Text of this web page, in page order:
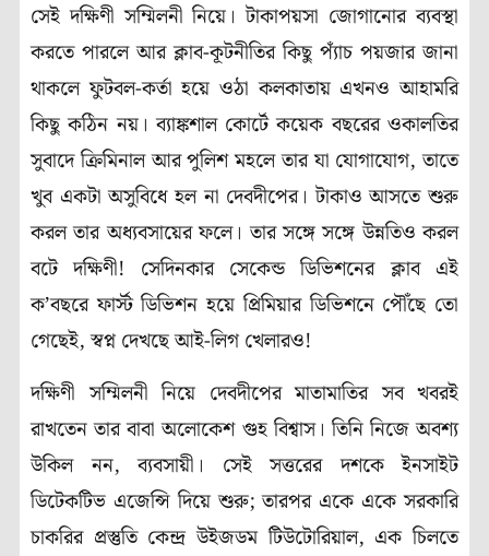
সেই দক্ষিণী সম্মিলনী নিয়ে। টাকাপয়সা জোগানোর ব্যবস্থা
করতে পারলে আর ক্লাব-কূটনীতির কিছু প্যাঁচ পয়জার জানা
থাকলে ফুটবল-কর্তা হয়ে ওঠা কলকাতায় এখনও আহামরি
কিছু কঠিন নয়। ব্যাঙ্কশাল কোর্টে কয়েক বছরের ওকালতির
সুবাদে ক্রিমিনাল আর পুলিশ মহলে তার যা যোগাযোগ, তাতে
খুব একটা অসুবিধে হল না দেবদীপের। টাকাও আসতে শুরু
করল তার অধ্যবসায়ের ফলে। তার সঙ্গে সঙ্গে উন্নতিও করল
বটে দক্ষিণী! সেদিনকার সেকেন্ড ডিভিশনের ক্লাব এই
ক’বছরে ফার্স্ট ডিভিশন হয়ে প্রিমিয়ার ডিভিশনে পৌঁছে তো
গেছেই, স্বপ্ন দেখছে আই-লিগ খেলারও!
দক্ষিণী সম্মিলনী নিয়ে দেবদীপের মাতামাতির সব খবরই
রাখতেন তার বাবা অলোকেশ গুহ বিশ্বাস। তিনি নিজে অবশ্য
উকিল নন, ব্যবসায়ী। সেই সত্তরের দশকে ইনসাইট
ডিটেকটিভ এজেন্সি দিয়ে শুরু; তারপর একে একে সরকারি
চাকরির প্রস্তুতি কেন্দ্র উইজডম টিউটোরিয়াল, এক চিলতে